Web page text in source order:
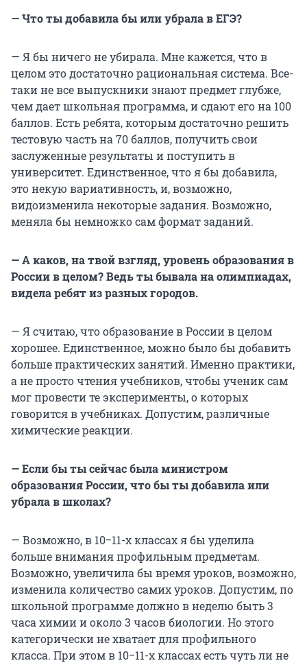
— Что ты добавила бы или убрала в ЕГЭ?
— Я бы ничего не убирала. Мне кажется, что в
целом это достаточно рациональная система. Все-
таки не все выпускники знают предмет глубже,
чем дает школьная программа, и сдают его на 100
баллов. Есть ребята, которым достаточно решить
тестовую часть на 70 баллов, получить свои
заслуженные результаты и поступить в
университет. Единственное, что я бы добавила,
это некую вариативность, и, возможно,
видоизменила некоторые задания. Возможно,
меняла бы немножко сам формат заданий.
— А каков, на твой взгляд, уровень образования в
России в целом? Ведь ты бывала на олимпиадах,
видела ребят из разных городов.
— Я считаю, что образование в России в целом
хорошее. Единственное, можно было бы добавить
больше практических занятий. Именно практики,
а не просто чтения учебников, чтобы ученик сам
мог провести те эксперименты, о которых
говорится в учебниках. Допустим, различные
химические реакции.
— Если бы ты сейчас была министром
образования России, что бы ты добавила или
убрала в школах?
— Возможно, в 10−11-х классах я бы уделила
больше внимания профильным предметам.
Возможно, увеличила бы время уроков, возможно,
изменила количество самих уроков. Допустим, по
школьной программе должно в неделю быть 3
часа химии и около 3 часов биологии. Но этого
категорически не хватает для профильного
класса. При этом в 10−11-х классах есть чуть ли не